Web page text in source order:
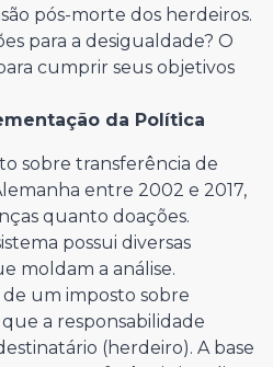
pós-morte dos herdeiros.
para a desigualdade? O
cumprir seus objetivos
da Política
sobre transferência de
entre 2002 e 2017,
quanto doações.
possui diversas
moldam a análise.
um imposto sobre
a responsabilidade
(herdeiro). A base